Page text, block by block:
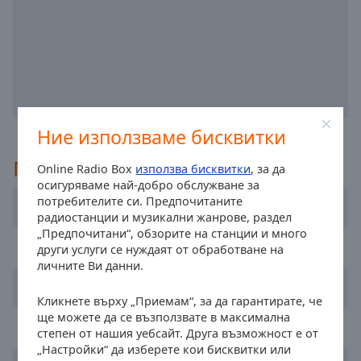
Ние използваме бисквитки
Online Radio Box използва бисквитки, за да
осигуряваме най-добро обслужване за
потребителите си. Предпочитаните
радиостанции и музикални жанрове, раздел
„Предпочитани“, обзорите на станции и много
други услуги се нуждаят от обработване на
личните Ви данни.
Кликнете върху „Приемам“, за да гарантирате, че
ще можете да се възползвате в максимална
степен от нашия уебсайт. Друга възможност е от
„Настройки“ да изберете кои бисквитки или
Fullscreen
This
modal
window.
Beginning
window.
Escape
Препоръчано
Dublin's Q102
FM104 Radio
RTÉ Radio 1